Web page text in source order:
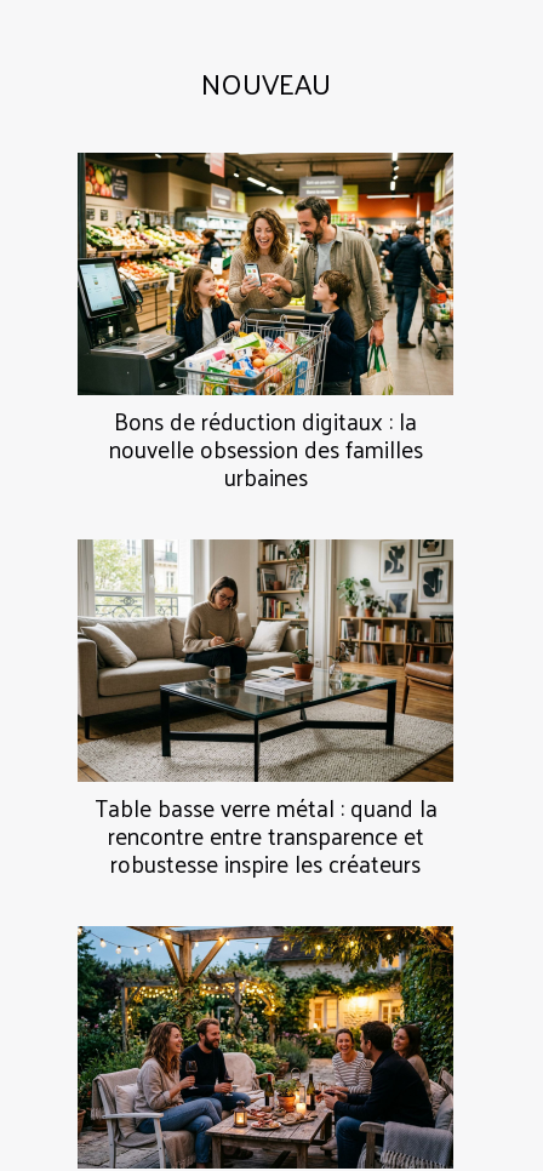
NOUVEAU
Bons de réduction digitaux : la
nouvelle obsession des familles
urbaines
Table basse verre métal : quand la
rencontre entre transparence et
robustesse inspire les créateurs